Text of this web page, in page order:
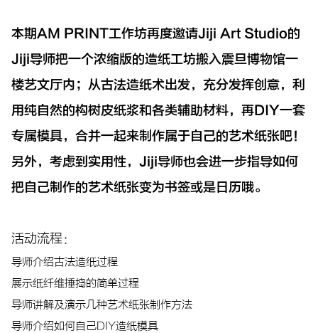
本期AM PRINT工作坊再度邀请Jiji Art Studio的
Jiji导师把一个浓缩版的造纸工坊搬入震旦博物馆一
楼艺文厅内；从古法造纸术出发，充分发挥创意，利
用纯自然的构树皮纸浆和各类辅助材料，再DIY一套
专属模具，合并一起来制作属于自己的艺术纸张吧！
另外，考虑到实用性，Jiji导师也会进一步指导如何
把自己制作的艺术纸张变为书签或是日历哦。
活动流程：
导师介绍古法造纸过程
展示纸纤维捶捣的简单过程
导师讲解及演示几种艺术纸张制作方法
导师介绍如何自己DIY造纸模具